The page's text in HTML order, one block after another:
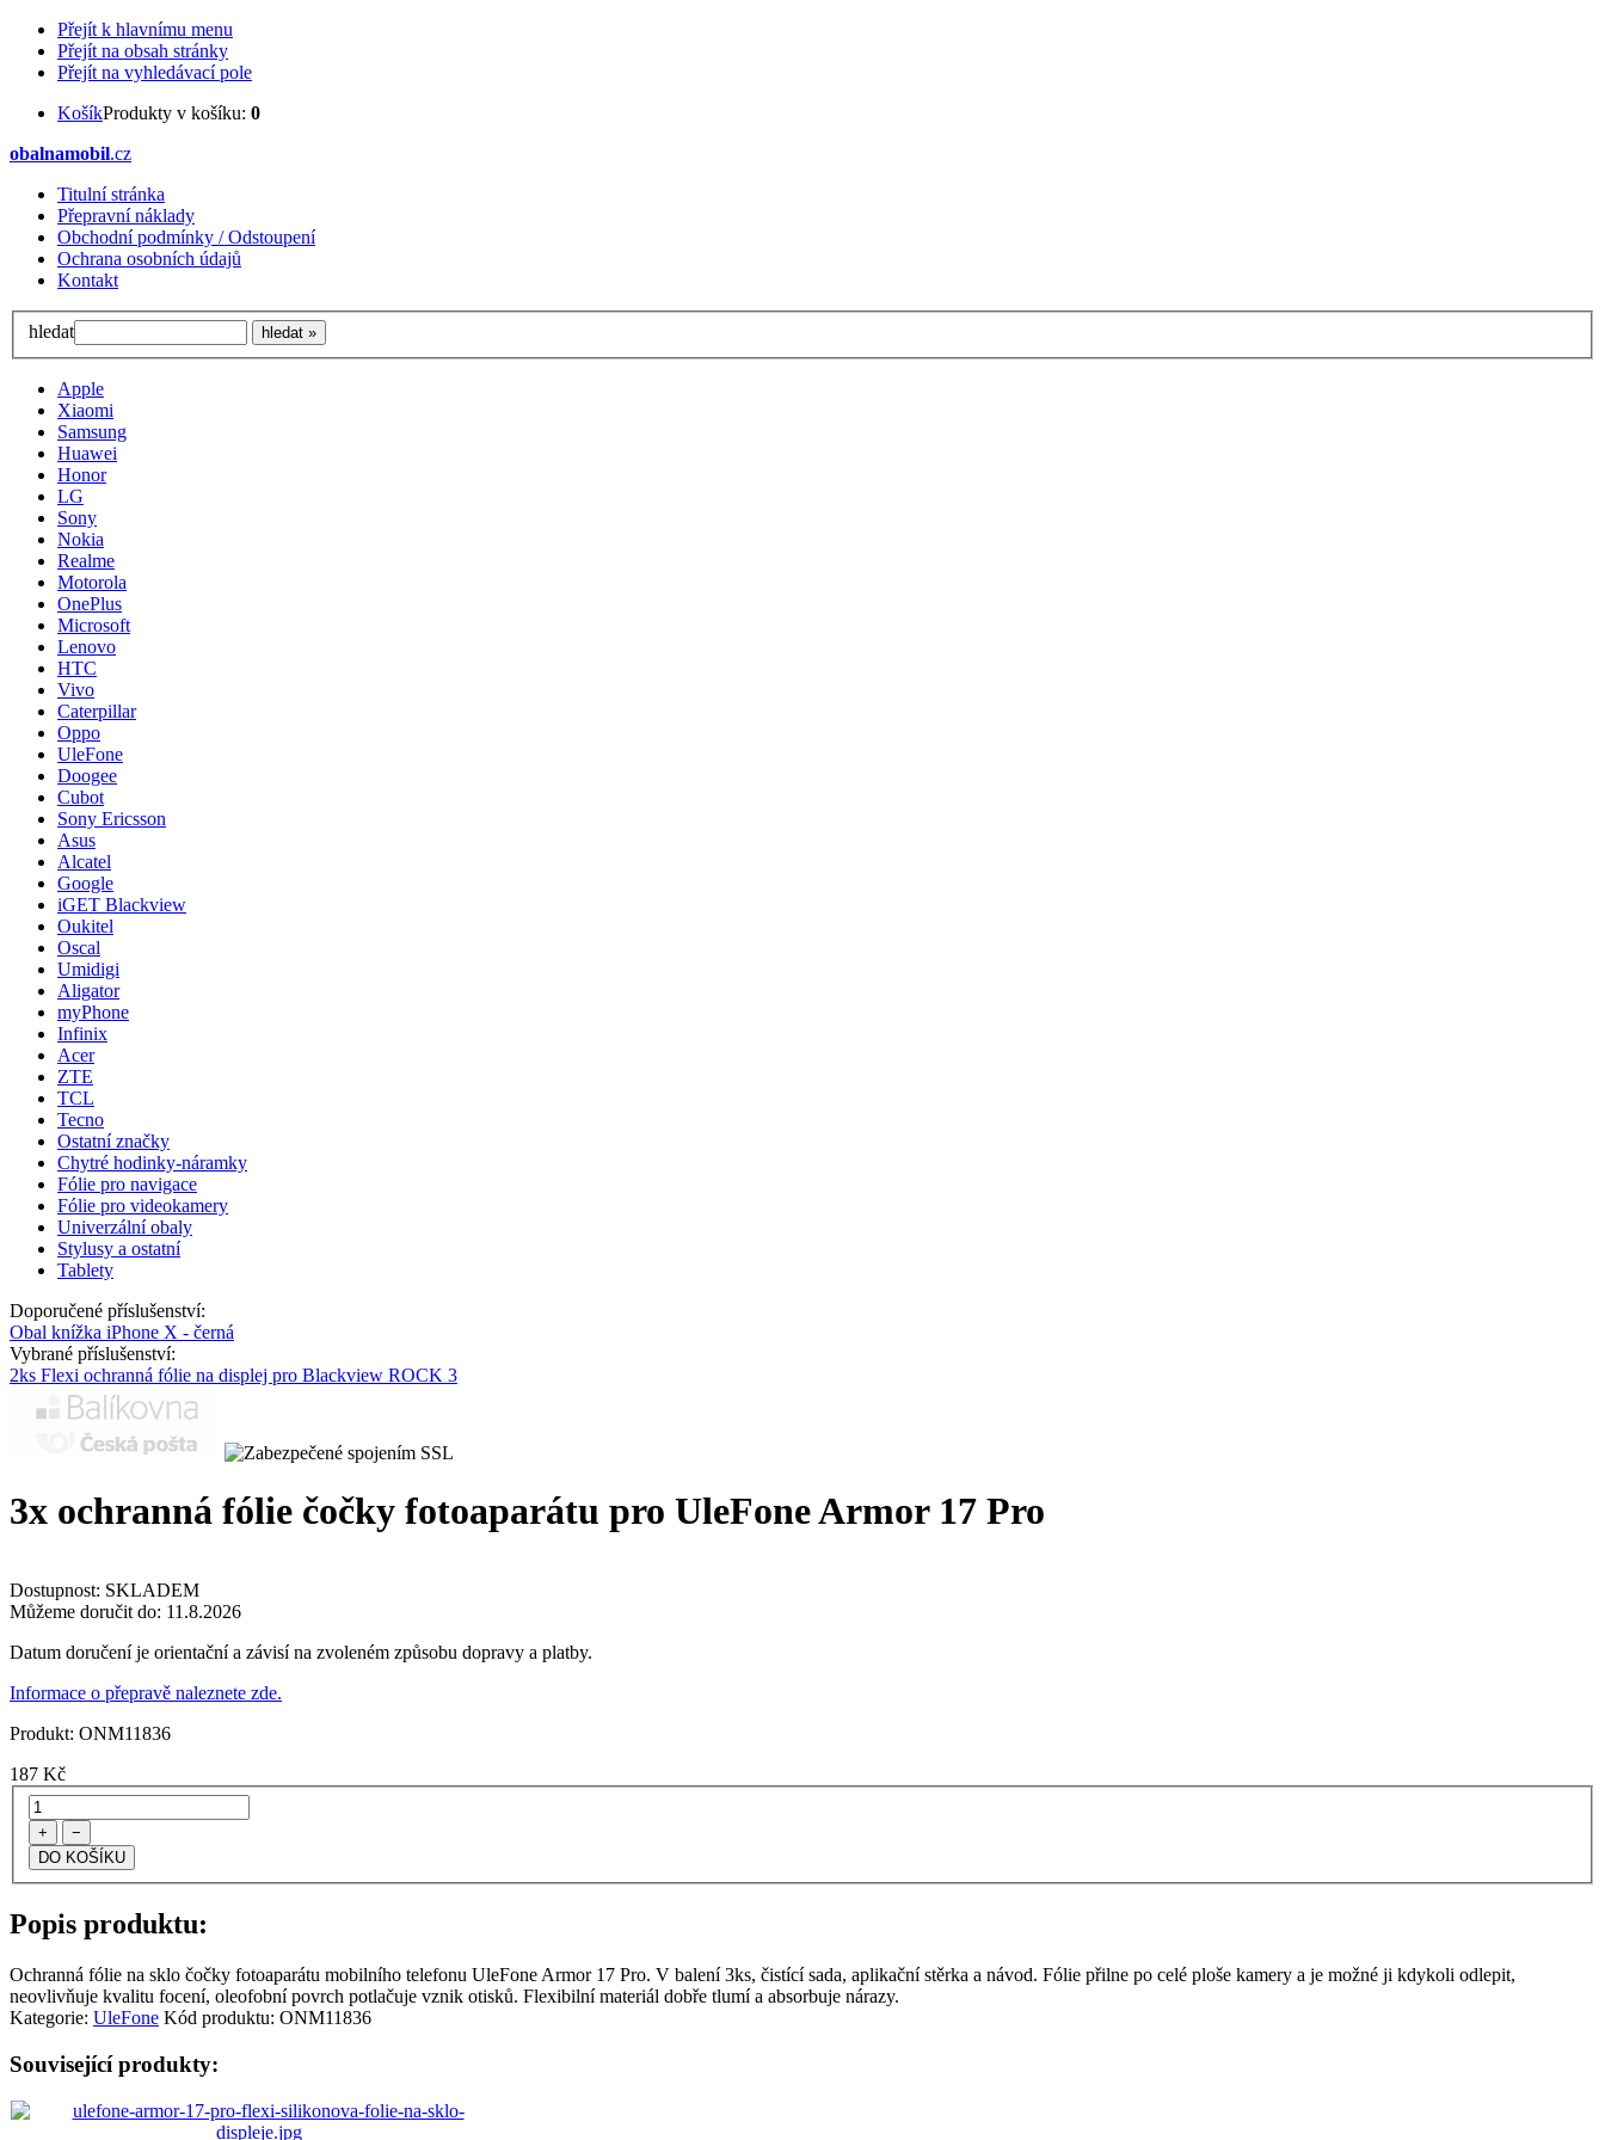
Přejít k hlavnímu menu
Přejít na obsah stránky
Přejít na vyhledávací pole
KošíkProdukty v košíku: 0
obalnamobil.cz
Titulní stránka
Přepravní náklady
Obchodní podmínky / Odstoupení
Ochrana osobních údajů
Kontakt
hledat
Apple
Xiaomi
Samsung
Huawei
Honor
LG
Sony
Nokia
Realme
Motorola
OnePlus
Microsoft
Lenovo
HTC
Vivo
Caterpillar
Oppo
UleFone
Doogee
Cubot
Sony Ericsson
Asus
Alcatel
Google
iGET Blackview
Oukitel
Oscal
Umidigi
Aligator
myPhone
Infinix
Acer
ZTE
TCL
Tecno
Ostatní značky
Chytré hodinky-náramky
Fólie pro navigace
Fólie pro videokamery
Univerzální obaly
Stylusy a ostatní
Tablety
Doporučené příslušenství:
Obal knížka iPhone X - černá
Vybrané příslušenství:
2ks Flexi ochranná fólie na displej pro Blackview ROCK 3
3x ochranná fólie čočky fotoaparátu pro UleFone Armor 17 Pro
Dostupnost: SKLADEM
Můžeme doručit do: 11.8.2026
Datum doručení je orientační a závisí na zvoleném způsobu dopravy a platby.
Informace o přepravě naleznete zde.
Produkt: ONM11836
187 Kč
+ −
Popis produktu:
Ochranná fólie na sklo čočky fotoaparátu mobilního telefonu UleFone Armor 17 Pro. V balení 3ks, čistící sada, aplikační stěrka a návod. Fólie přilne po celé ploše kamery a je možné ji kdykoli odlepit,
neovlivňuje kvalitu focení, oleofobní povrch potlačuje vznik otisků. Flexibilní materiál dobře tlumí a absorbuje nárazy.
Kategorie: UleFone Kód produktu: ONM11836
Související produkty: